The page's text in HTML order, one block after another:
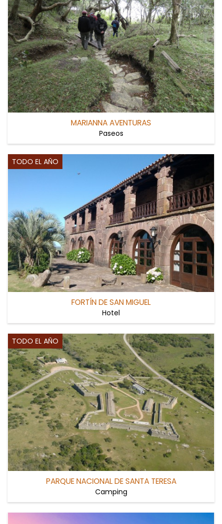
MARIANNA AVENTURAS
Paseos
TODO EL AÑO
FORTÍN DE SAN MIGUEL
Hotel
TODO EL AÑO
PARQUE NACIONAL DE SANTA TERESA
Camping